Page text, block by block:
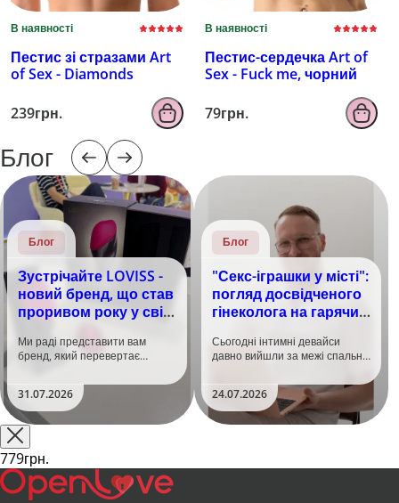
В наявності
Пестис зі стразами Art
of Sex - Diamonds
239грн.
В наявності
Пестис-сердечка Art of
Sex - Fuck me, чорний
79грн.
Блог
Блог
Зустрічайте LOVISS -
новий бренд, що став
проривом року у світі
Ми раді представити вам
бренд, який перевертає
та вже встиг стати сенсацією
на міжнародній виставці API
Shanghai-2026!​LOVISS - це
поєднання унікальної естетики
та бездога..
31.07.2026
Блог
"Секс-іграшки у місті":
погляд досвідченого
гінеколога на гарячий
Сьогодні інтимні девайси
давно вийшли за межі спальні.
безшумні моторчики та
стильний дизайн перетворили
їх на гаджет, який багато хто
використовує, тестує у
24.07.2026
779грн.